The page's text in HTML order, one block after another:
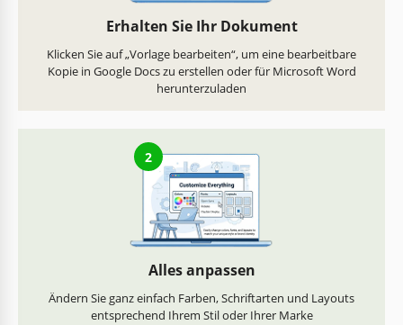
Erhalten Sie Ihr Dokument
Klicken Sie auf „Vorlage bearbeiten“, um eine bearbeitbare
Kopie in Google Docs zu erstellen oder für Microsoft Word
herunterzuladen
2
Alles anpassen
Ändern Sie ganz einfach Farben, Schriftarten und Layouts
entsprechend Ihrem Stil oder Ihrer Marke